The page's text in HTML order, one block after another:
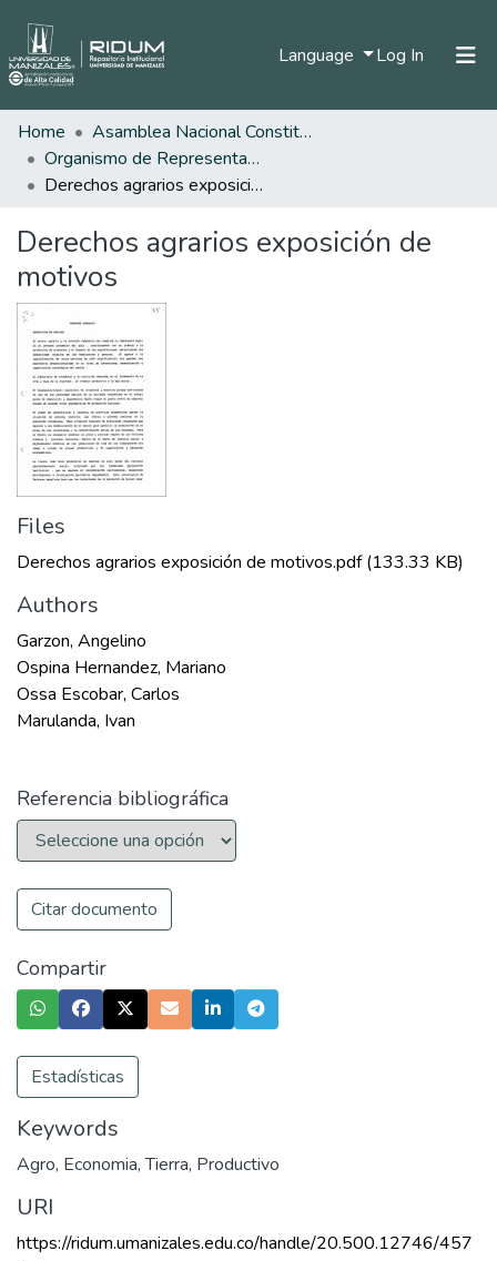
Language Log In (current)
Home
Asamblea Nacional Constituyente
Organismo de Representantes Constituyente
Derechos agrarios exposición de motivos
Derechos agrarios exposición de
motivos
Files
Derechos agrarios exposición de motivos.pdf(133.33 KB)
Authors
Garzon, Angelino
Ospina Hernandez, Mariano
Ossa Escobar, Carlos
Marulanda, Ivan
Referencia bibliográfica
Citar documento
Compartir
Estadísticas
Keywords
Agro, Economia,Tierra, Productivo
URI
https://ridum.umanizales.edu.co/handle/20.500.12746/457